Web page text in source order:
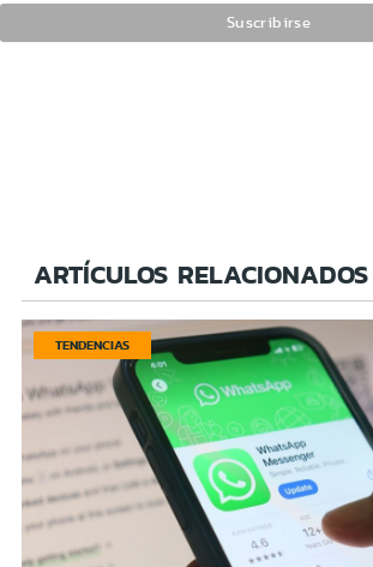
ARTÍCULOS RELACIONADOS
TENDENCIAS